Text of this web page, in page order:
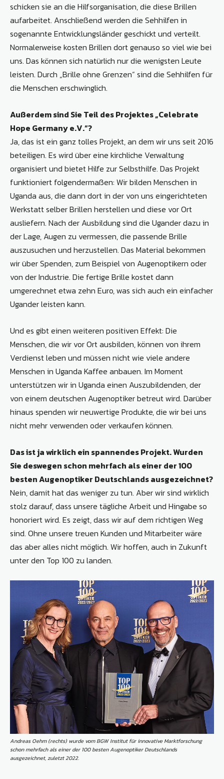
schicken sie an die Hilfsorganisation, die diese Brillen
aufarbeitet. Anschließend werden die Sehhilfen in
sogenannte Entwicklungsländer geschickt und verteilt.
Normalerweise kosten Brillen dort genauso so viel wie bei
uns. Das können sich natürlich nur die wenigsten Leute
leisten. Durch „Brille ohne Grenzen“ sind die Sehhilfen für
die Menschen erschwinglich.
Außerdem sind Sie Teil des Projektes „Celebrate
Hope Germany e.V.“?
Ja, das ist ein ganz tolles Projekt, an dem wir uns seit 2016
beteiligen. Es wird über eine kirchliche Verwaltung
organisiert und bietet Hilfe zur Selbsthilfe. Das Projekt
funktioniert folgendermaßen: Wir bilden Menschen in
Uganda aus, die dann dort in der von uns eingerichteten
Werkstatt selber Brillen herstellen und diese vor Ort
ausliefern. Nach der Ausbildung sind die Ugander dazu in
der Lage, Augen zu vermessen, die passende Brille
auszusuchen und herzustellen. Das Material bekommen
wir über Spenden, zum Beispiel von Augenoptikern oder
von der Industrie. Die fertige Brille kostet dann
umgerechnet etwa zehn Euro, was sich auch ein einfacher
Ugander leisten kann.
Und es gibt einen weiteren positiven Effekt: Die
Menschen, die wir vor Ort ausbilden, können von ihrem
Verdienst leben und müssen nicht wie viele andere
Menschen in Uganda Kaffee anbauen. Im Moment
unterstützen wir in Uganda einen Auszubildenden, der
von einem deutschen Augenoptiker betreut wird. Darüber
hinaus spenden wir neuwertige Produkte, die wir bei uns
nicht mehr verwenden oder verkaufen können.
Das ist ja wirklich ein spannendes Projekt. Wurden
Sie deswegen schon mehrfach als einer der 100
besten Augenoptiker Deutschlands ausgezeichnet?
Nein, damit hat das weniger zu tun. Aber wir sind wirklich
stolz darauf, dass unsere tägliche Arbeit und Hingabe so
honoriert wird. Es zeigt, dass wir auf dem richtigen Weg
sind. Ohne unsere treuen Kunden und Mitarbeiter wäre
das aber alles nicht möglich. Wir hoffen, auch in Zukunft
unter den Top 100 zu landen.
Andreas Oehm (rechts) wurde vom BGW Institut für innovative Marktforschung
schon mehrfach als einer der 100 besten Augenoptiker Deutschlands
ausgezeichnet, zuletzt 2022.